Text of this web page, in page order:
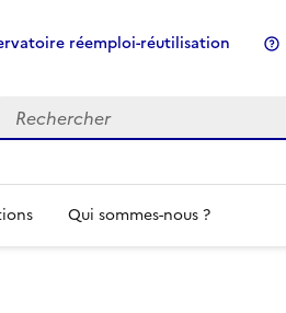
réemploi-réutilisation
Qui sommes-nous ?